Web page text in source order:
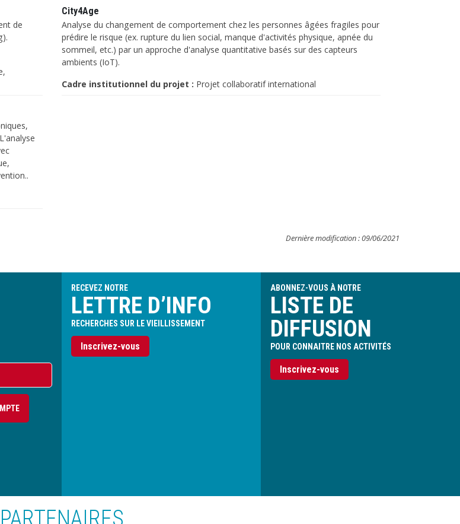
de
City4Age
Analyse du changement de comportement chez les personnes âgées fragiles pour
prédire le risque (ex. rupture du lien social, manque d'activités physique, apnée du
sommeil, etc.) par un approche d'analyse quantitative basés sur des capteurs
ambients (IoT).
Cadre institutionnel du projet : Projet collaboratif international
Dernière modification : 09/06/2021
RECEVEZ NOTRE
LETTRE D’INFO
RECHERCHES SUR LE VIEILLISSEMENT
Inscrivez-vous
ABONNEZ-VOUS À NOTRE
LISTE DE
DIFFUSION
POUR CONNAITRE NOS ACTIVITÉS
Inscrivez-vous
PARTENAIRES